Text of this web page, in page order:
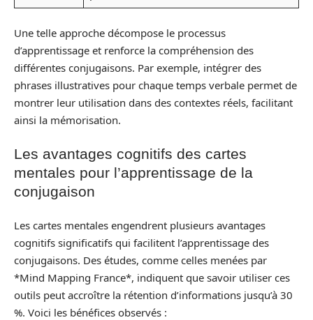
Une telle approche décompose le processus
d’apprentissage et renforce la compréhension des
différentes conjugaisons. Par exemple, intégrer des
phrases illustratives pour chaque temps verbale permet de
montrer leur utilisation dans des contextes réels, facilitant
ainsi la mémorisation.
Les avantages cognitifs des cartes
mentales pour l’apprentissage de la
conjugaison
Les cartes mentales engendrent plusieurs avantages
cognitifs significatifs qui facilitent l’apprentissage des
conjugaisons. Des études, comme celles menées par
*Mind Mapping France*, indiquent que savoir utiliser ces
outils peut accroître la rétention d’informations jusqu’à 30
%. Voici les bénéfices observés :